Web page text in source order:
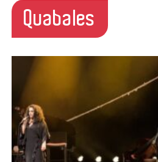
Quabales